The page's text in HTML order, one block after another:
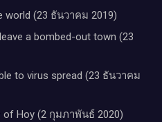
world (23 ธันวาคม 2019)
a bombed-out town (23
to virus spread (23 ธันวาคม
of Hoy (2 กุมภาพันธ์ 2020)